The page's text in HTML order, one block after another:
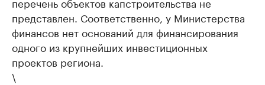
представлен. Соответственно, у Министерства
финансов нет оснований для финансирования
одного из крупнейших инвестиционных
проектов региона.
\